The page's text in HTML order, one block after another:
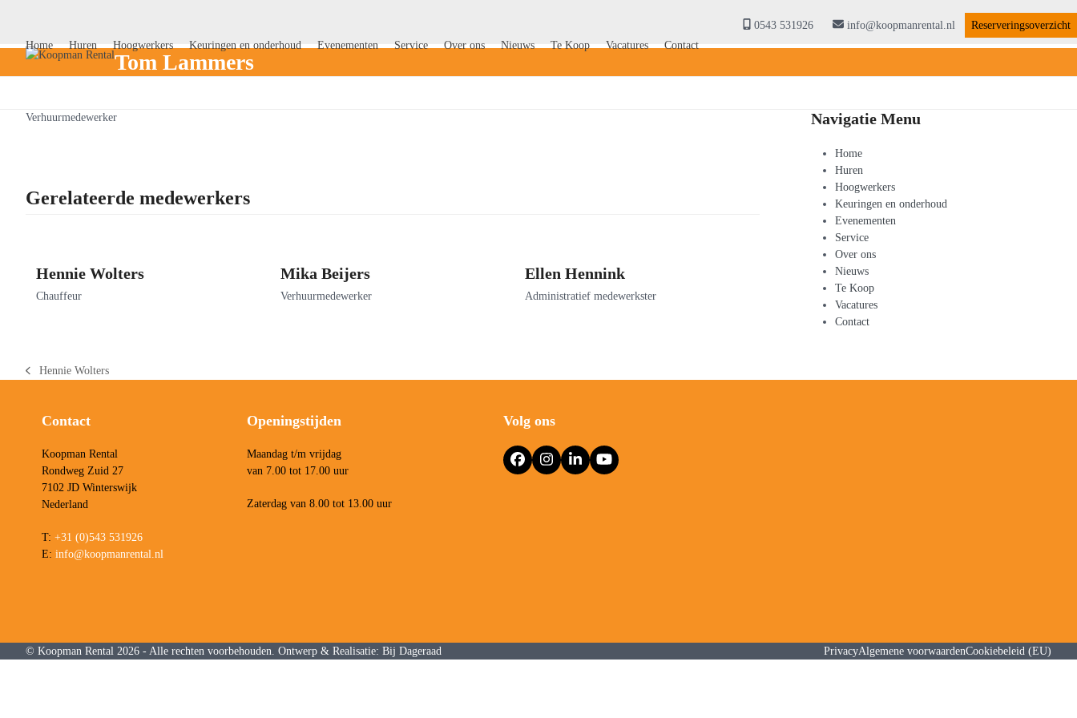
content
0543 531926 info@koopmanrental.nl
Reserveringsoverzicht
Home
Huren Hoogwerkers Keuringen en onderhoud Evenementen Service Over ons Nieuws Te Koop Vacatures Contact
Tom Lammers
Verhuurmedewerker
Gerelateerde medewerkers
Hennie Wolters
Chauffeur
Mika Beijers
Verhuurmedewerker
Ellen Hennink
Administratief medewerkster
Navigatie Menu
Home
Huren
Hoogwerkers
Keuringen en onderhoud
Evenementen
Service
Over ons
Nieuws
Te Koop
Vacatures
Contact
previous
Hennie Wolters
Contact
Koopman Rental
Rondweg Zuid 27
7102 JD Winterswijk
Nederland
T: +31 (0)543 531926
E: info@koopmanrental.nl
Openingstijden
Maandag t/m vrijdag
van 7.00 tot 17.00 uur
Zaterdag van 8.00 tot 13.00 uur
Volg ons
FacebookInstagram
LinkedInYouTube
© Koopman Rental 2026 - Alle rechten voorbehouden. Ontwerp & Realisatie: Bij Dageraad PrivacyAlgemene voorwaardenCookiebeleid (EU)